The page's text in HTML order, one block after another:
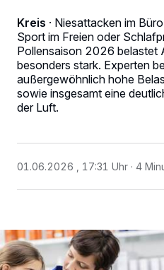
Kreis · Niesattacken im
Sport im Freien oder
Pollensaison 2026 belastet
besonders stark. Experten
außergewöhnlich hohe
sowie insgesamt eine
der Luft.
01.06.2026 , 17:31 Uhr 4
Wir und unsere218-Partner
personenbezogene Daten wie
Kennungen auf Ihrem Gerät zu.
Tracking-Technologien für die unter